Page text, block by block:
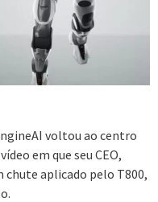
voltou ao centro
em que seu CEO,
chute aplicado pelo T800,